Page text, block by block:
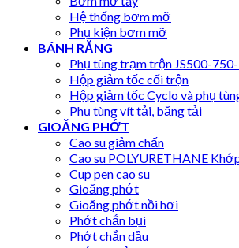
Hệ thống bơm mỡ
Phụ kiện bơm mỡ
BÁNH RĂNG
Phụ tùng trạm trộn JS500-
Hộp giảm tốc cối trộn
Hộp giảm tốc Cyclo và phụ
Phụ tùng vít tải, băng tải
GIOĂNG PHỚT
Cao su giảm chấn
Cao su POLYURETHANE
Cup pen cao su
Gioăng phớt
Gioăng phớt nồi hơi
Phớt chắn bụi
Phớt chắn dầu